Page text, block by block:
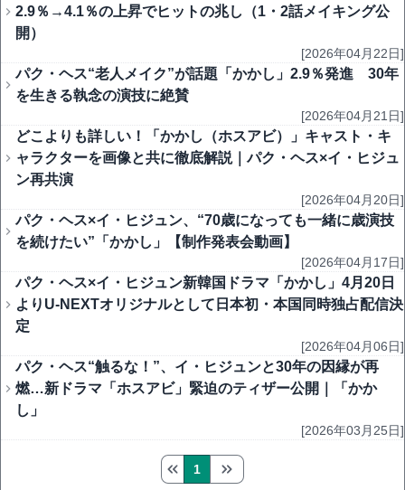
2.9％→4.1％の上昇でヒットの兆し（1・2話メイキング公
開）
[2026年04月22日]
パク・ヘス“老人メイク”が話題「かかし」2.9％発進 30年
を生きる執念の演技に絶賛
[2026年04月21日]
どこよりも詳しい！「かかし（ホスアビ）」キャスト・キ
ャラクターを画像と共に徹底解説｜パク・ヘス×イ・ヒジュ
ン再共演
[2026年04月20日]
パク・ヘス×イ・ヒジュン、“70歳になっても一緒に歳演技
を続けたい”「かかし」【制作発表会動画】
[2026年04月17日]
パク・ヘス×イ・ヒジュン新韓国ドラマ「かかし」4月20日
よりU-NEXTオリジナルとして日本初・本国同時独占配信決
定
[2026年04月06日]
パク・ヘス“触るな！”、イ・ヒジュンと30年の因縁が再
燃…新ドラマ「ホスアビ」緊迫のティザー公開｜「かか
し」
[2026年03月25日]
1